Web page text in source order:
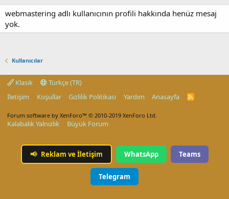
webmastering adlı kullanıcının profili hakkında henüz mesaj
yok.
Kullanıcılar
Klasik
Türkçe (TR)
İletişim
Koşullar Gizlilik Politikası Yardım Anasayfa
R
Forum software by XenForo™ © 2010-2019 XenForo Ltd.
Kalabalık Yalnızlık Büyük Forum
📢 Reklam ve İletişim WhatsApp Teams
Telegram